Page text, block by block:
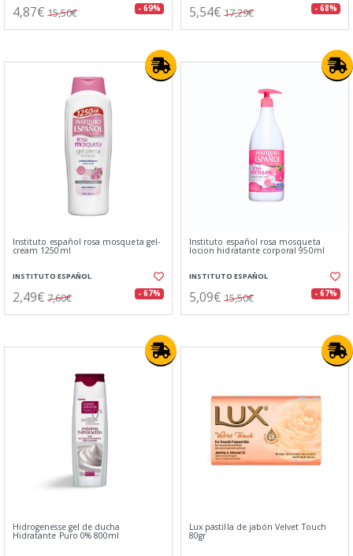
4,87€ 15,50€ - 69% 5,54€ 17,29€ - 68%
Instituto español rosa mosqueta gel-
cream 1250ml
INSTITUTO ESPAÑOL
2,49€ 7,60€ - 67%
Instituto español rosa mosqueta
locion hidratante corporal 950ml
INSTITUTO ESPAÑOL
5,09€ 15,50€ - 67%
Hidrogenesse gel de ducha
Hidratante Puro 0% 800ml
Lux pastilla de jabón Velvet Touch
80gr